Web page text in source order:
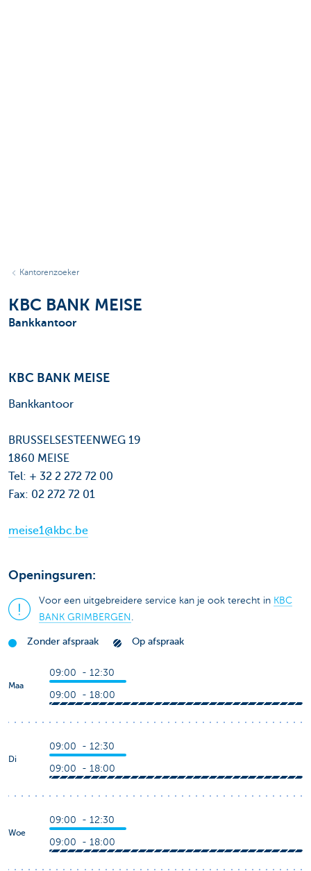
Kantorenzoeker
KBC BANK MEISE
Bankkantoor
KBC BANK MEISE
Bankkantoor
BRUSSELSESTEENWEG 19
1860 MEISE
Tel: + 32 2 272 72 00
Fax: 02 272 72 01
meise1@kbc.be
Openingsuren:
Voor een uitgebreidere service kan je ook terecht in KBC
BANK GRIMBERGEN
Zonder afspraak Op afspraak
Maa
09:00 - 12:30
09:00 - 18:00
Di
09:00 - 12:30
09:00 - 18:00
Woe
09:00 - 12:30
09:00 - 18:00